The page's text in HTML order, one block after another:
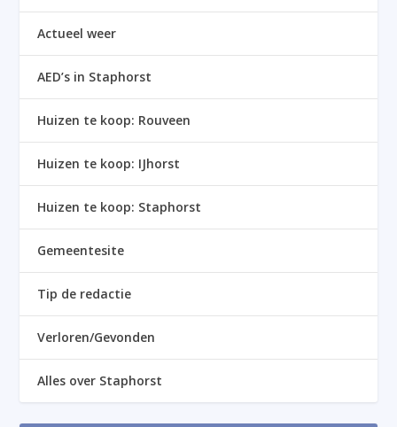
Actueel weer
AED’s in Staphorst
Huizen te koop: Rouveen
Huizen te koop: IJhorst
Huizen te koop: Staphorst
Gemeentesite
Tip de redactie
Verloren/Gevonden
Alles over Staphorst